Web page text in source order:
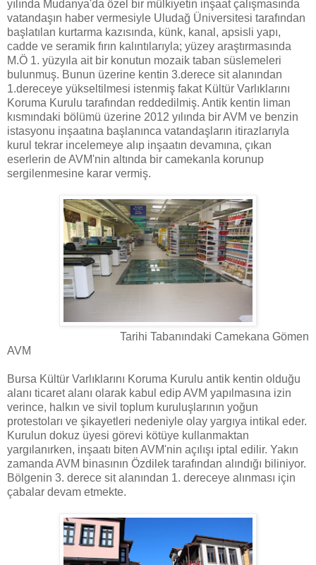
yılında Mudanya'da özel bir mülkiyetin inşaat çalışmasında
vatandaşın haber vermesiyle Uludağ Üniversitesi tarafından
başlatılan kurtarma kazısında, künk, kanal, apsisli yapı,
cadde ve seramik fırın kalıntılarıyla; yüzey araştırmasında
M.Ö 1. yüzyıla ait bir konutun mozaik taban süslemeleri
bulunmuş. Bunun üzerine kentin 3.derece sit alanından
1.dereceye yükseltilmesi istenmiş fakat Kültür Varlıklarını
Koruma Kurulu tarafından reddedilmiş. Antik kentin liman
kısmındaki bölümü üzerine 2012 yılında bir AVM ve benzin
istasyonu inşaatına başlanınca vatandaşların itirazlarıyla
kurul tekrar incelemeye alıp inşaatın devamına, çıkan
eserlerin de AVM'nin altında bir camekanla korunup
sergilenmesine karar vermiş.
Tarihi Tabanındaki Camekana Gömen
AVM
Bursa Kültür Varlıklarını Koruma Kurulu antik kentin olduğu
alanı ticaret alanı olarak kabul edip AVM yapılmasına izin
verince, halkın ve sivil toplum kuruluşlarının yoğun
protestoları ve şikayetleri nedeniyle olay yargıya intikal eder.
Kurulun dokuz üyesi görevi kötüye kullanmaktan
yargılanırken, inşaatı biten AVM'nin açılışı iptal edilir. Yakın
zamanda AVM binasının Özdilek tarafından alındığı biliniyor.
Bölgenin 3. derece sit alanından 1. dereceye alınması için
çabalar devam etmekte.